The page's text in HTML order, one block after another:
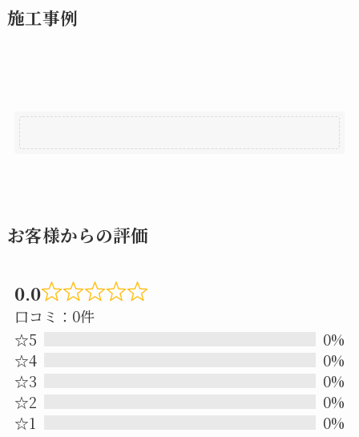
施工事例
お客様からの評価
0.0
Rated
口コミ：0件
☆5
0%
☆4
0%
☆3
0%
☆2
0%
☆1
0%